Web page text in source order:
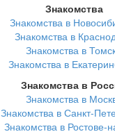
Знакомства
Знакомства в
Знакомства в
Знакомства в
Знакомства в
Знакомства в
Знакомства в
Знакомства в Санкт-
Знакомства в Ростове-